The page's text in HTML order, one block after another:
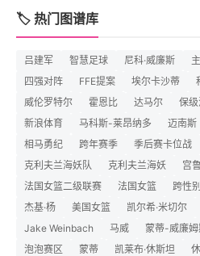
🏷️ 热门图谱库
吕建军 智慧足球 尼科·威廉斯
四强对阵
FFE提案 埃尔卡沙蒂
威伦罗特尔
霍恩比 达马尔 保
新浪体育
马科斯-莱昂纳多 迈南斯
相马勇纪
跨年赛季 季后赛卡位战
克利夫兰海妖队
克利夫兰海妖 宫
法国女篮二级联赛
法国女篮 跨性别
杰基·杨
美国女篮 凯尔希·米切尔
Jake Weinbach
马威 蒙蒂-威廉姆
泡泡赛区
蒙蒂 凯莱布·休斯坦